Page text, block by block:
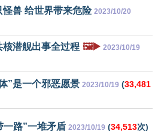
兽 给世界带来危险 2023/10/20
核潜舰出事全过程 🖼️▶️ 2023/10/19
”是一个邪恶愿景 2023/10/19 (33,481
一路”一堆矛盾 2023/10/19 (34,513次)